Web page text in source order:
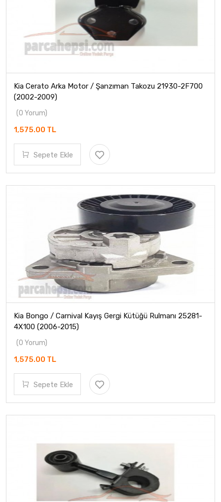
Kia Cerato Arka Motor / Şanzıman Takozu 21930-2F700
(2002-2009)
(0 Yorum)
1,575.00 TL
Sepete Ekle
Kia Bongo / Carnival Kayış Gergi Kütüğü Rulmanı 25281-
4X100 (2006-2015)
(0 Yorum)
1,575.00 TL
Sepete Ekle